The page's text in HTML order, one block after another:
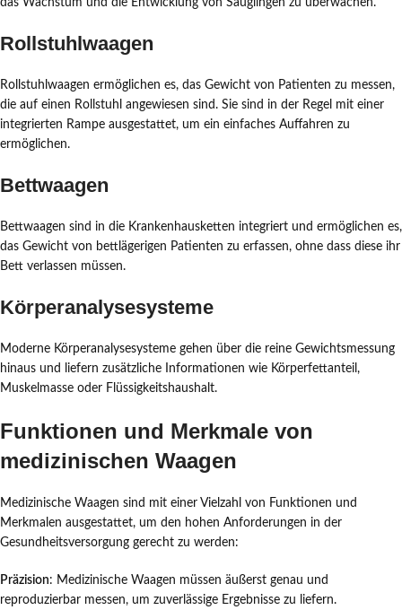
das Wachstum und die Entwicklung von Säuglingen zu überwachen.
Rollstuhlwaagen
Rollstuhlwaagen ermöglichen es, das Gewicht von Patienten zu messen,
die auf einen Rollstuhl angewiesen sind. Sie sind in der Regel mit einer
integrierten Rampe ausgestattet, um ein einfaches Auffahren zu
ermöglichen.
Bettwaagen
Bettwaagen sind in die Krankenhausketten integriert und ermöglichen es,
das Gewicht von bettlägerigen Patienten zu erfassen, ohne dass diese ihr
Bett verlassen müssen.
Körperanalysesysteme
Moderne Körperanalysesysteme gehen über die reine Gewichtsmessung
hinaus und liefern zusätzliche Informationen wie Körperfettanteil,
Muskelmasse oder Flüssigkeitshaushalt.
Funktionen und Merkmale von
medizinischen Waagen
Medizinische Waagen sind mit einer Vielzahl von Funktionen und
Merkmalen ausgestattet, um den hohen Anforderungen in der
Gesundheitsversorgung gerecht zu werden:
Präzision: Medizinische Waagen müssen äußerst genau und
reproduzierbar messen, um zuverlässige Ergebnisse zu liefern.